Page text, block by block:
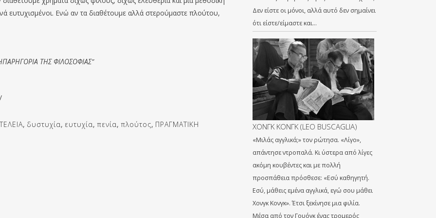
ευτυχισμένοι. Ενώ αν τα διαθέτουμε αλλά στερούμαστε πλούτου,
ΤΗΣ ΦΙΛΟΣΟΦΙΑΣ”
, δυστυχία, ευτυχία, πενία, πλούτος, ΠΡΑΓΜΑΤΙΚΗ
Δεν είστε οι μόνοι, αλλά αυτό δεν σημαίνει
ότι είστε/είμαστε και…
ΧΟΝΓΚ ΚΟΝΓΚ (LEO BUSCAGLIA)
«Μιλάς αγγλικά;» τον ρώτησα. «Λίγο»,
απάντησε ντροπαλά. Κι ύστερα από λίγες
ακόμη κουβέντες και με πολλή
προσπάθεια πρόσθεσε: «Εσύ καθηγητή.
Εσύ, μάθεις εμένα αγγλικά, εγώ σου μάθει
Χονγκ Κονγκ». Έτσι ξεκίνησε μια φιλία.
Μέσα από τον Γουόγκ ένας τρομερός